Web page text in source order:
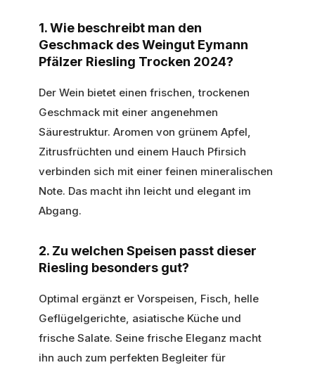
1. Wie beschreibt man den
Geschmack des Weingut Eymann
Pfälzer Riesling Trocken 2024?
Der Wein bietet einen frischen, trockenen
Geschmack mit einer angenehmen
Säurestruktur. Aromen von grünem Apfel,
Zitrusfrüchten und einem Hauch Pfirsich
verbinden sich mit einer feinen mineralischen
Note. Das macht ihn leicht und elegant im
Abgang.
2. Zu welchen Speisen passt dieser
Riesling besonders gut?
Optimal ergänzt er Vorspeisen, Fisch, helle
Geflügelgerichte, asiatische Küche und
frische Salate. Seine frische Eleganz macht
ihn auch zum perfekten Begleiter für